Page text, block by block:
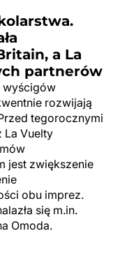
a La
partnerów
wyścigów
rozwijają
tegorocznymi
La Vuelty
jest zwiększenie
obu imprez.
się m.in.
Omoda.